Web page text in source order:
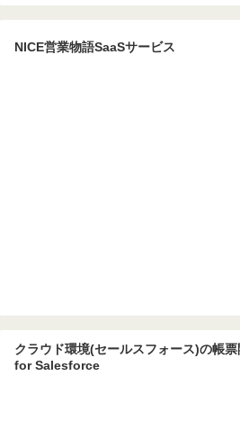
NICE営業物語SaaSサービス
クラウド環境(セールスフォース)の帳
for Salesforce